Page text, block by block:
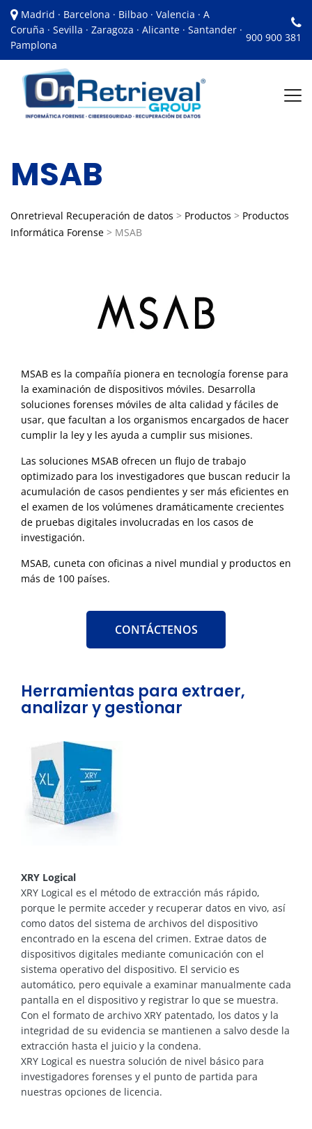
Madrid · Barcelona · Bilbao · Valencia · A
Coruña · Sevilla · Zaragoza · Alicante · Santander ·
Pamplona
900 900 381
MSAB
Onretrieval Recuperación de datos > Productos > Productos
Informática Forense > MSAB
MSAB es la compañía pionera en tecnología forense para
la examinación de dispositivos móviles. Desarrolla
soluciones forenses móviles de alta calidad y fáciles de
usar, que facultan a los organismos encargados de hacer
cumplir la ley y les ayuda a cumplir sus misiones.
Las soluciones MSAB ofrecen un flujo de trabajo
optimizado para los investigadores que buscan reducir la
acumulación de casos pendientes y ser más eficientes en
el examen de los volúmenes dramáticamente crecientes
de pruebas digitales involucradas en los casos de
investigación.
MSAB, cuneta con oficinas a nivel mundial y productos en
más de 100 países.
CONTÁCTENOS
Herramientas para extraer,
analizar y gestionar
XRY Logical
XRY Logical es el método de extracción más rápido,
porque le permite acceder y recuperar datos en vivo, así
como datos del sistema de archivos del dispositivo
encontrado en la escena del crimen. Extrae datos de
dispositivos digitales mediante comunicación con el
sistema operativo del dispositivo. El servicio es
automático, pero equivale a examinar manualmente cada
pantalla en el dispositivo y registrar lo que se muestra.
Con el formato de archivo XRY patentado, los datos y la
integridad de su evidencia se mantienen a salvo desde la
extracción hasta el juicio y la condena.
XRY Logical es nuestra solución de nivel básico para
investigadores forenses y el punto de partida para
nuestras opciones de licencia.